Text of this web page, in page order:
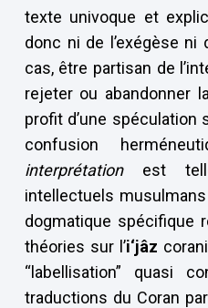
texte univoque et
donc ni de l’exégèse ni
cas, être partisan de
rejeter ou abandonner
profit d’une spéculation
confusion
interprétationest
intellectuels
dogmatique spécifique
théories sur l’i‘jâz
“labellisation” quasi
traductions du Coran